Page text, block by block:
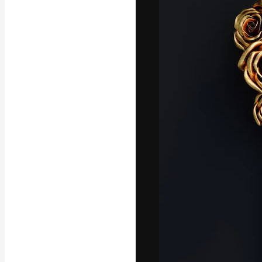
La
migliori lavori.
creativi,
Italiano